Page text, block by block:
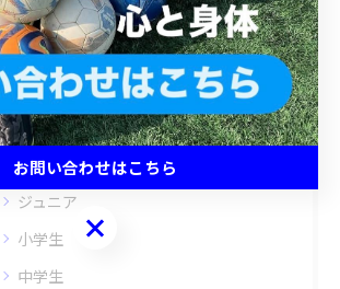
カテゴリー Categories
全てのカテゴリー
キッズ
ジュニア
小学生
中学生
お問い合わせはこちら
お問い合わせはこちら